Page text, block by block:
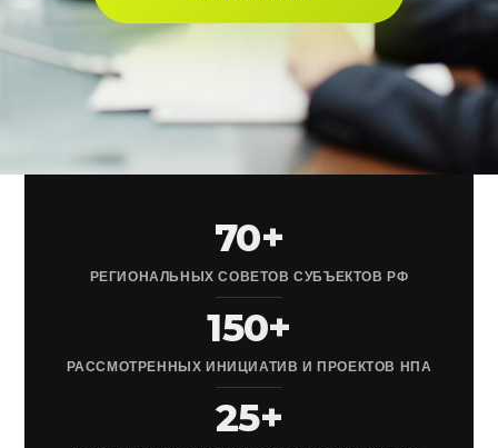
70+
РЕГИОНАЛЬНЫХ СОВЕТОВ СУБЪЕКТОВ РФ
150+
РАССМОТРЕННЫХ ИНИЦИАТИВ И ПРОЕКТОВ НПА
25+